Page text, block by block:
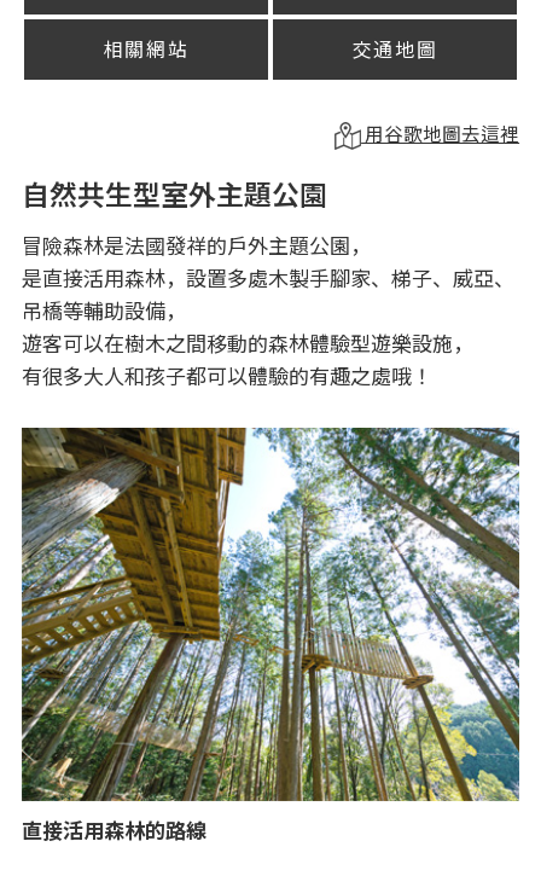
相關網站 交通地圖
用谷歌地圖去這裡
自然共生型室外主題公園
冒險森林是法國發祥的戶外主題公園，
是直接活用森林，設置多處木製手腳家、梯子、威亞、
吊橋等輔助設備，
遊客可以在樹木之間移動的森林體驗型遊樂設施，
有很多大人和孩子都可以體驗的有趣之處哦！
直接活用森林的路線